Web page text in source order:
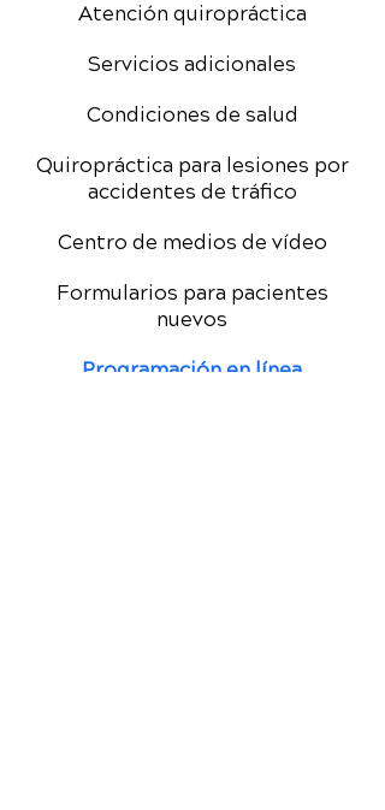
Atención quiropráctica
Servicios adicionales
Condiciones de salud
Quiropráctica para lesiones por
accidentes de tráfico
Centro de medios de vídeo
Formularios para pacientes
nuevos
Programación en línea